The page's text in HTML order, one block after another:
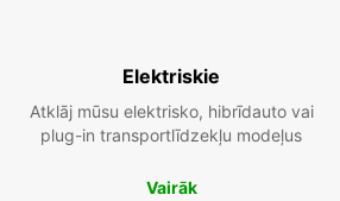
Elektriskie
Atklāj mūsu elektrisko, hibrīdauto vai
plug-in transportlīdzekļu modeļus
Vairāk